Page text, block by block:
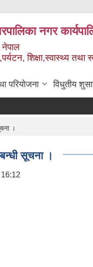
नगर
नेपाल
शिक्षा,स्वास्थ्य तथा
परियोजना विधुतीय
।
सूचना ।